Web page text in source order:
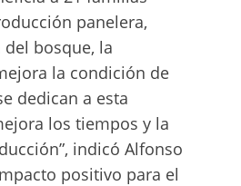
panelera,
bosque, la
la condición de
dedican a esta
los tiempos y la
indicó Alfonso
positivo para el